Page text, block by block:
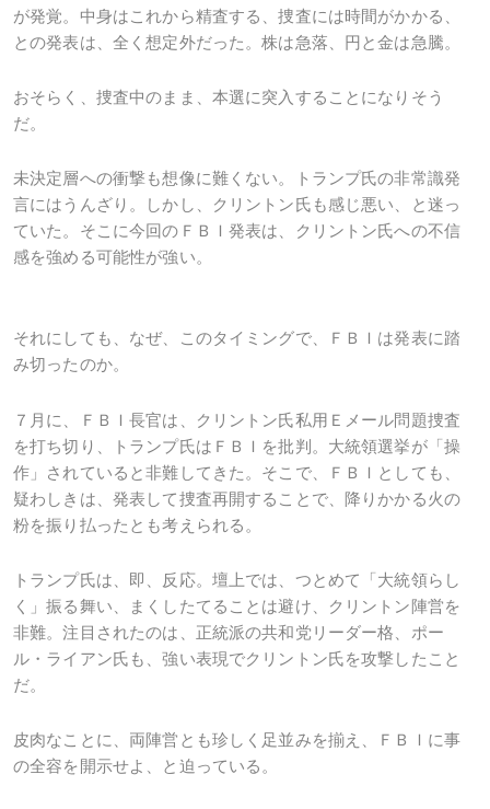
が発覚。中身はこれから精査する、捜査には時間がかかる、
との発表は、全く想定外だった。株は急落、円と金は急騰。
おそらく、捜査中のまま、本選に突入することになりそう
だ。
未決定層への衝撃も想像に難くない。トランプ氏の非常識発
言にはうんざり。しかし、クリントン氏も感じ悪い、と迷っ
ていた。そこに今回のＦＢＩ発表は、クリントン氏への不信
感を強める可能性が強い。
それにしても、なぜ、このタイミングで、ＦＢＩは発表に踏
み切ったのか。
７月に、ＦＢＩ長官は、クリントン氏私用Ｅメール問題捜査
を打ち切り、トランプ氏はＦＢＩを批判。大統領選挙が「操
作」されていると非難してきた。そこで、ＦＢＩとしても、
疑わしきは、発表して捜査再開することで、降りかかる火の
粉を振り払ったとも考えられる。
トランプ氏は、即、反応。壇上では、つとめて「大統領らし
く」振る舞い、まくしたてることは避け、クリントン陣営を
非難。注目されたのは、正統派の共和党リーダー格、ポー
ル・ライアン氏も、強い表現でクリントン氏を攻撃したこと
だ。
皮肉なことに、両陣営とも珍しく足並みを揃え、ＦＢＩに事
の全容を開示せよ、と迫っている。